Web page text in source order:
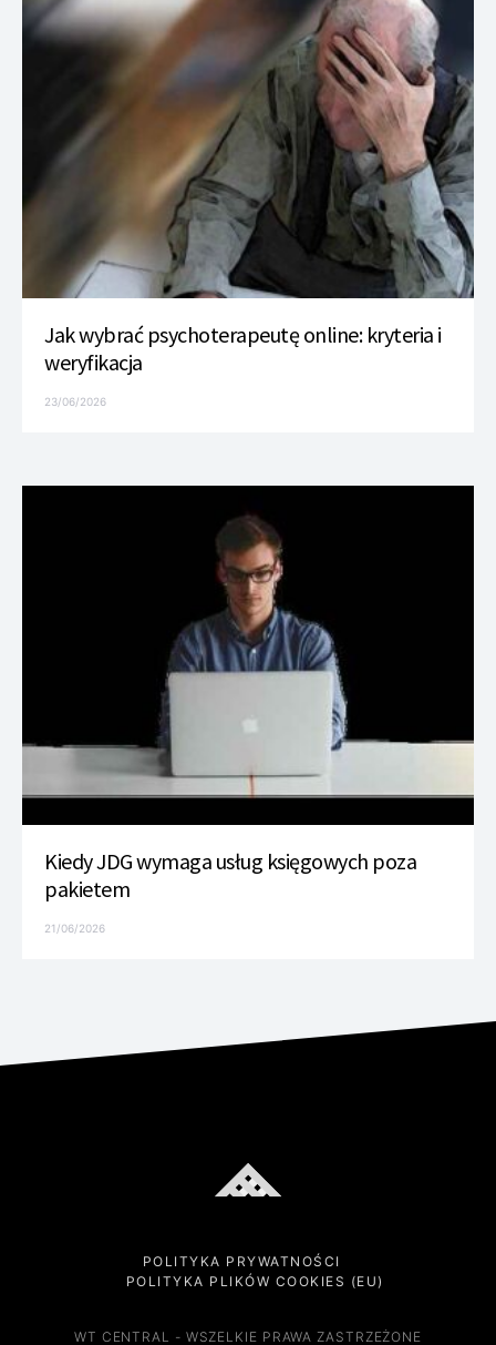
Jak wybrać psychoterapeutę online: kryteria i
weryfikacja
23/06/2026
Kiedy JDG wymaga usług księgowych poza
pakietem
21/06/2026
POLITYKA PRYWATNOŚCI
POLITYKA PLIKÓW COOKIES (EU)
WT CENTRAL - WSZELKIE PRAWA ZASTRZEŻONE